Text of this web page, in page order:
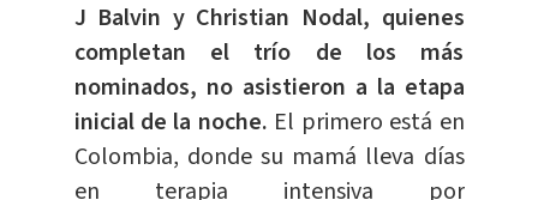
J Balvin y Christian Nodal, quienes
completan el trío de los más
nominados, no asistieron a la etapa
inicial de la noche. El primero está en
Colombia, donde su mamá lleva días
en terapia intensiva por